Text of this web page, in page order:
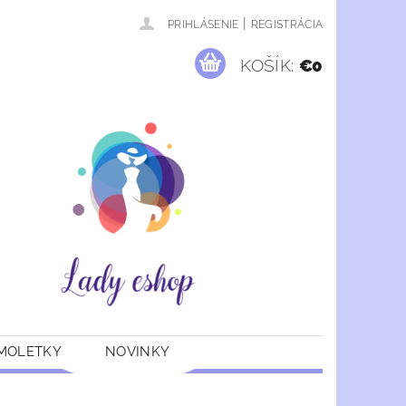
PRIHLÁSENIE | REGISTRÁCIA
KOŠÍK: €0
NOVINKY